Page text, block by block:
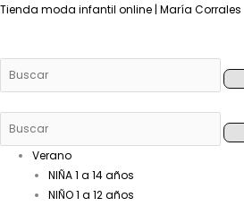
Tienda moda infantil online | María Corrales
Buscar
Buscar
Verano
NIÑA 1 a 14 años
NIÑO 1 a 12 años